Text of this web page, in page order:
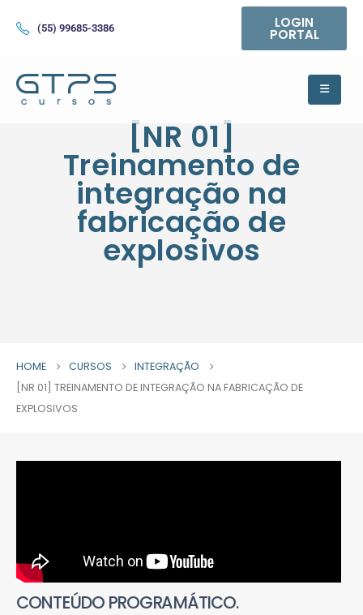
(55) 99685-3386 LOGIN
PORTAL
[NR 01]
Treinamento de
integração na
fabricação de
explosivos
HOME CURSOS
INTEGRAÇÃO
[NR 01] TREINAMENTO DE INTEGRAÇÃO NA FABRICAÇÃO DE
EXPLOSIVOS
CONTEÚDO PROGRAMÁTICO.